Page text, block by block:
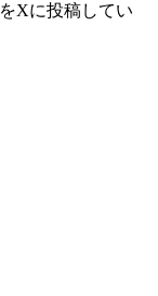
をXに投稿してい